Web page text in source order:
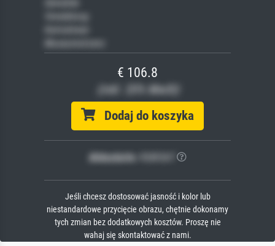
€ 106.8
(inkl. 20% MwSt)
Dodaj do koszyka
Bildschärfe:
Jeśli chcesz dostosować jasność i kolor lub
niestandardowe przycięcie obrazu, chętnie dokonamy
tych zmian bez dodatkowych kosztów. Proszę nie
wahaj się skontaktować z nami.